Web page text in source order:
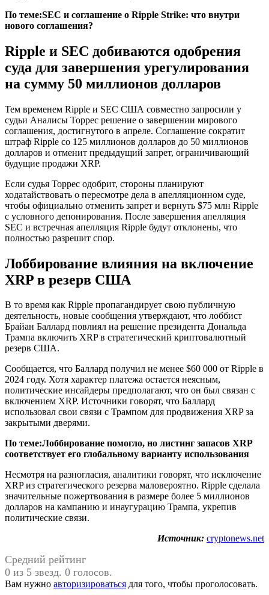
По теме:SEC и соглашение о Ripple Strike: что внутри
нового соглашения?
Ripple и SEC добиваются одобрения
суда для завершения урегулирования
на сумму 50 миллионов долларов
Тем временем Ripple и SEC США совместно запросили у
судьи Аналисы Торрес решение о завершении мирового
соглашения, достигнутого в апреле. Соглашение сократит
штраф Ripple со 125 миллионов долларов до 50 миллионов
долларов и отменит предыдущий запрет, ограничивающий
будущие продажи XRP.
Если судья Торрес одобрит, стороны планируют
ходатайствовать о пересмотре дела в апелляционном суде,
чтобы официально отменить запрет и вернуть $75 млн Ripple
с условного депонирования. После завершения апелляция
SEC и встречная апелляция Ripple будут отклонены, что
полностью разрешит спор.
Лоббирование влияния на включение
XRP в резерв США
В то время как Ripple пропагандирует свою публичную
деятельность, новые сообщения утверждают, что лоббист
Брайан Баллард повлиял на решение президента Дональда
Трампа включить XRP в стратегический криптовалютный
резерв США.
Сообщается, что Баллард получил не менее $60 000 от Ripple в
2024 году. Хотя характер платежа остается неясным,
политические инсайдеры предполагают, что он был связан с
включением XRP. Источники говорят, что Баллард
использовал свои связи с Трампом для продвижения XRP за
закрытыми дверями.
По теме:Лоббирование помогло, но листинг запасов XRP
соответствует его глобальному варианту использования
Несмотря на разногласия, аналитики говорят, что исключение
XRP из стратегического резерва маловероятно. Ripple сделала
значительные пожертвования в размере более 5 миллионов
долларов на кампанию и инаугурацию Трампа, укрепив
политические связи.
Источник: cryptonews.net
Средний рейтинг
0 из 5 звезд. 0 голосов.
Вам нужно авторизироваться для того, чтобы проголосовать.